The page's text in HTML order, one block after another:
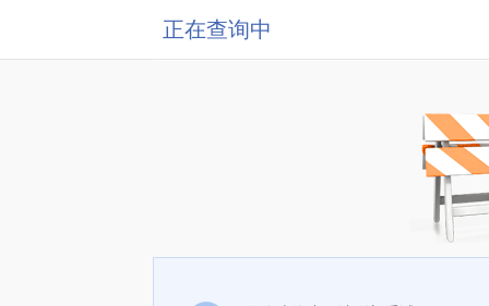
正在查询中